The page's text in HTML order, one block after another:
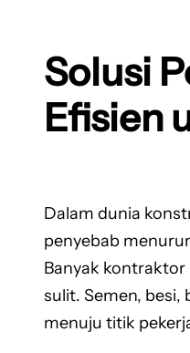
Solusi
Efisien
Dalam dunia
penyebab
Banyak
sulit. Semen,
menuju titik